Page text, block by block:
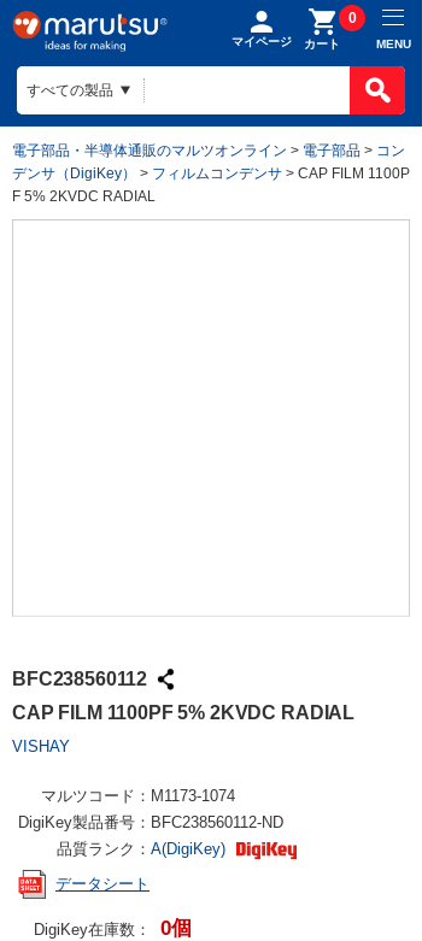
マイページ カート
0
MENU
電子部品・半導体通販のマルツオンライン > 電子部品 > コン
デンサ（DigiKey）
> フィルムコンデンサ > CAP FILM 1100P
F 5% 2KVDC RADIAL
BFC238560112
CAP FILM 1100PF 5% 2KVDC RADIAL
VISHAY
マルツコード： M1173-1074
DigiKey製品番号： BFC238560112-ND
品質ランク： A(DigiKey)
データシート
DigiKey在庫数： 0個